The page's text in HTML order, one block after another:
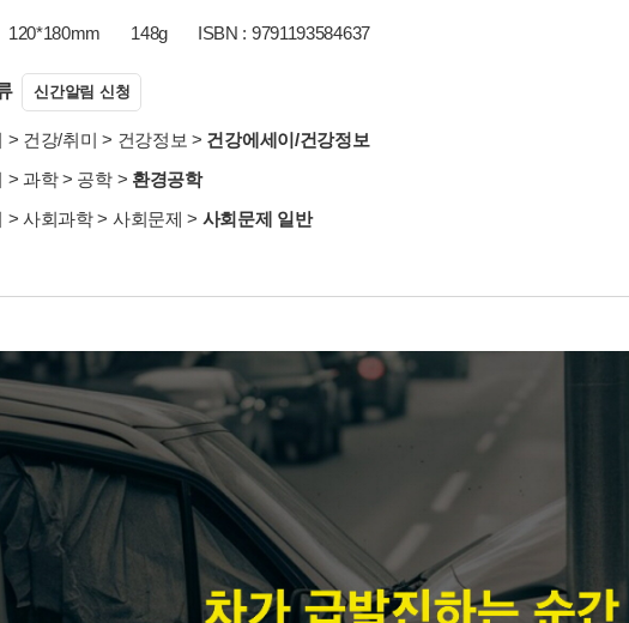
120*180mm 148g ISBN : 9791193584637
신간알림 신청
> 건강/취미 > 건강정보 > 건강에세이/건강정보
> 과학> 공학> 환경공학
> 사회과학> 사회문제 > 사회문제 일반